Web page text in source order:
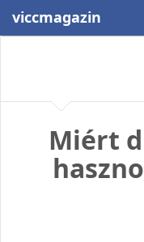
viccmagazin
Miért